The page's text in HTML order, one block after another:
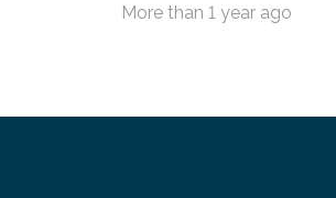
eine
Foto, klick, und ab in die
More than 1 year ago